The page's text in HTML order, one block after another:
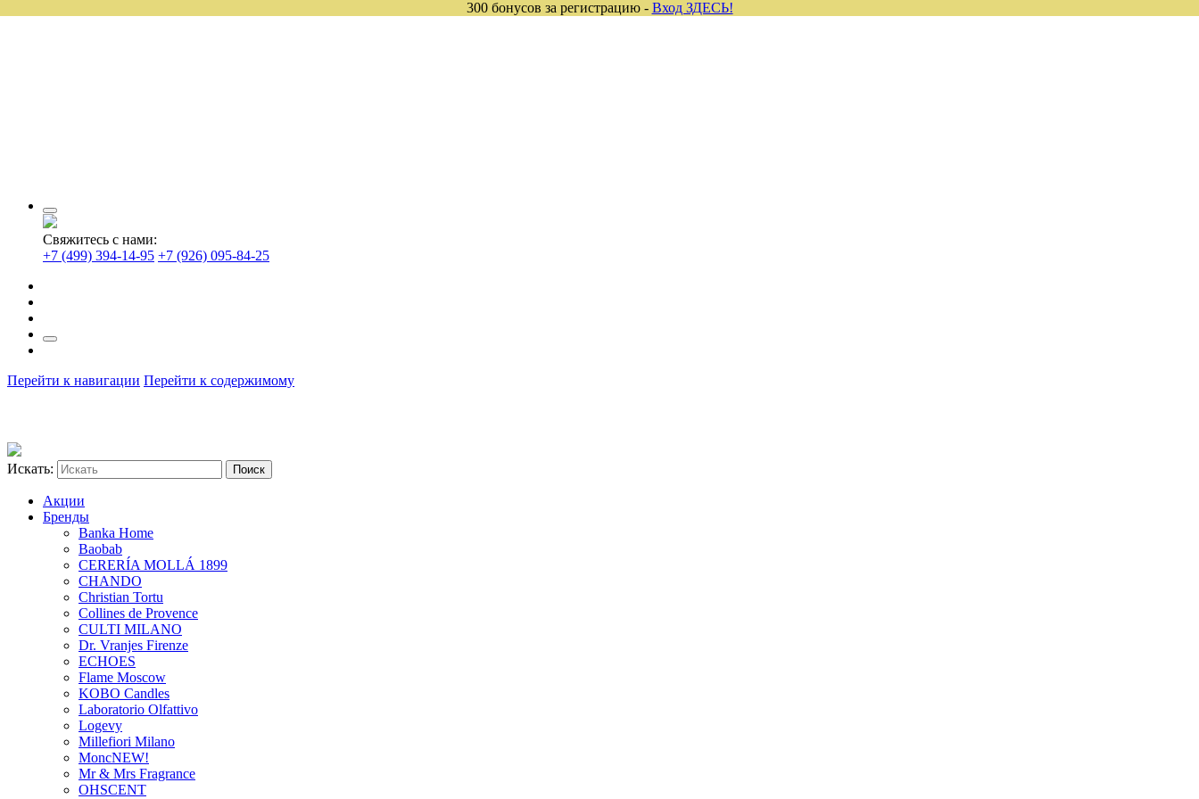
Свяжитесь с нами:
+7 (499) 394-14-95 +7 (926) 095-84-25
Перейти к навигации Перейти к содержимому
Искать:
Акции
Бренды
Banka Home
Baobab
CERERÍA MOLLÁ 1899
CHANDO
Christian Tortu
Collines de Provence
CULTI MILANO
Dr. Vranjes Firenze
ECHOES
Flame Moscow
KOBO Candles
Laboratorio Olfattivo
Logevy
Millefiori Milano
MoncNEW!
Mr & Mrs Fragrance
OHSCENT
300 бонусов за регистрацию - Вход ЗДЕСЬ!